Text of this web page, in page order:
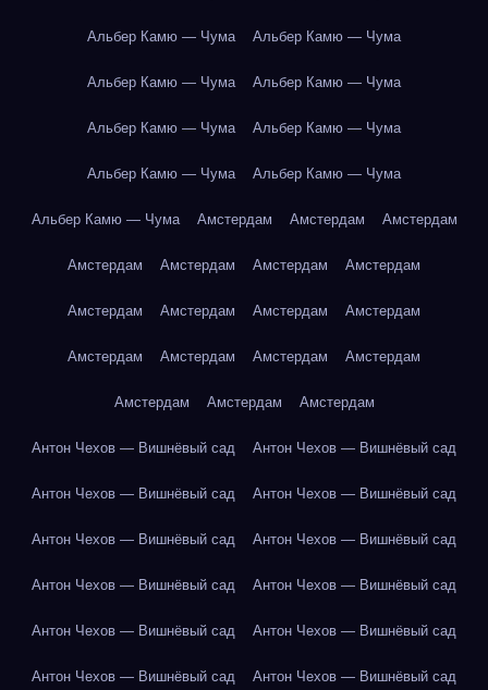
Альбер Камю — Чума Альбер Камю — Чума
Альбер Камю — Чума Альбер Камю — Чума
Альбер Камю — Чума Альбер Камю — Чума
Альбер Камю — Чума Альбер Камю — Чума
Альбер Камю — Чума Амстердам Амстердам Амстердам
Амстердам Амстердам Амстердам Амстердам
Амстердам Амстердам Амстердам Амстердам
Амстердам Амстердам Амстердам Амстердам
Амстердам Амстердам Амстердам
Антон Чехов — Вишнёвый сад Антон Чехов — Вишнёвый сад
Антон Чехов — Вишнёвый сад Антон Чехов — Вишнёвый сад
Антон Чехов — Вишнёвый сад Антон Чехов — Вишнёвый сад
Антон Чехов — Вишнёвый сад Антон Чехов — Вишнёвый сад
Антон Чехов — Вишнёвый сад Антон Чехов — Вишнёвый сад
Антон Чехов — Вишнёвый сад Антон Чехов — Вишнёвый сад